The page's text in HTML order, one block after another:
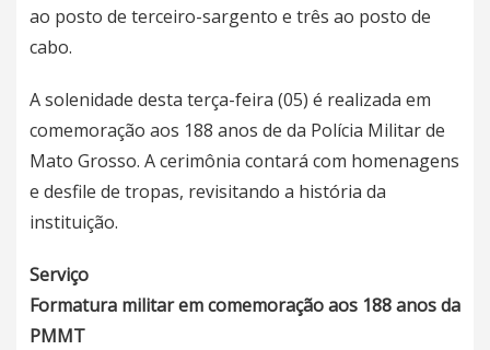
ao posto de terceiro-sargento e três ao posto de
cabo.
A solenidade desta terça-feira (05) é realizada em
comemoração aos 188 anos de da Polícia Militar de
Mato Grosso. A cerimônia contará com homenagens
e desfile de tropas, revisitando a história da
instituição.
Serviço
Formatura militar em comemoração aos 188 anos da
PMMT